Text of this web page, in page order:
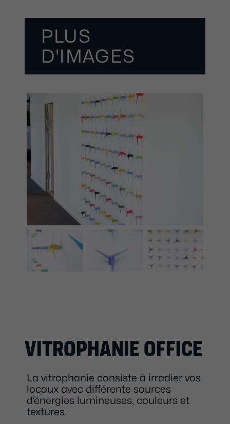
PLUS
D'IMAGES
VITROPHANIE OFFICE
La vitrophanie consiste à irradier vos
locaux avec différente sources
d’énergies lumineuses, couleurs et
textures.